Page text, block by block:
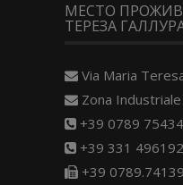
МЕСТО
ТЕРЕЗА
Via Maria
Zona
+39 0789
+39 331
+39